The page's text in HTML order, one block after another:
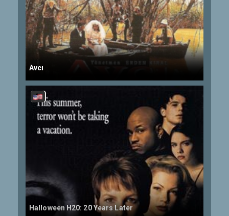
Avcı
Halloween H20: 20 Years Later